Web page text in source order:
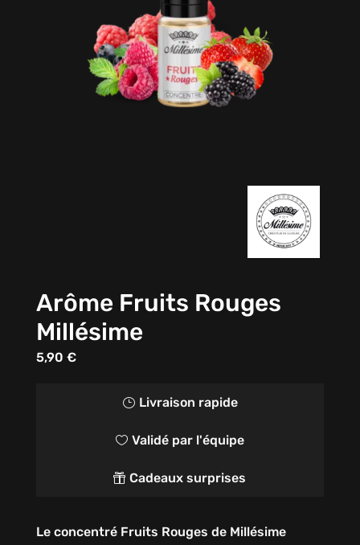
Arôme Fruits Rouges
Millésime
5,90 €
} Livraison rapide
 Validé par l'équipe
 Cadeaux surprises
Le concentré Fruits Rouges de Millésime